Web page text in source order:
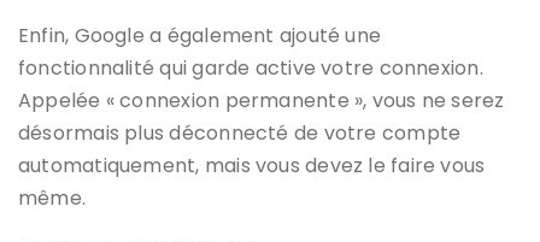
Enfin, Google a également ajouté une
fonctionnalité qui garde active votre connexion.
Appelée « connexion permanente », vous ne serez
désormais plus déconnecté de votre compte
automatiquement, mais vous devez le faire vous
même.